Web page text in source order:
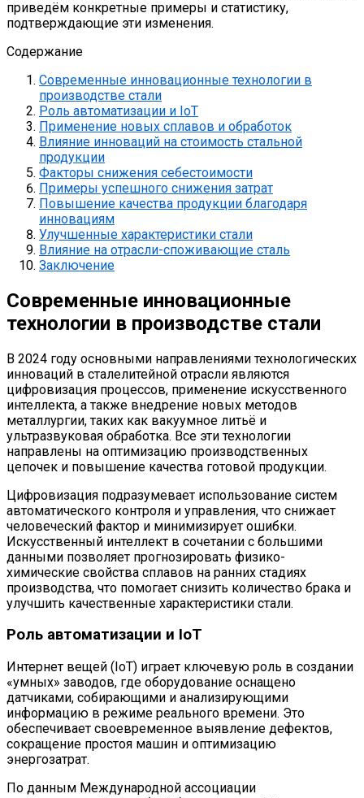
приведём конкретные примеры и статистику,
подтверждающие эти изменения.
Содержание
Современные инновационные технологии в
производстве стали
Роль автоматизации и IoT
Применение новых сплавов и обработок
Влияние инноваций на стоимость стальной
продукции
Факторы снижения себестоимости
Примеры успешного снижения затрат
Повышение качества продукции благодаря
инновациям
Улучшенные характеристики стали
Влияние на отрасли-споживающие сталь
Заключение
Современные инновационные
технологии в производстве стали
В 2024 году основными направлениями технологических
инноваций в сталелитейной отрасли являются
цифровизация процессов, применение искусственного
интеллекта, а также внедрение новых методов
металлургии, таких как вакуумное литьё и
ультразвуковая обработка. Все эти технологии
направлены на оптимизацию производственных
цепочек и повышение качества готовой продукции.
Цифровизация подразумевает использование систем
автоматического контроля и управления, что снижает
человеческий фактор и минимизирует ошибки.
Искусственный интеллект в сочетании с большими
данными позволяет прогнозировать физико-
химические свойства сплавов на ранних стадиях
производства, что помогает снизить количество брака и
улучшить качественные характеристики стали.
Роль автоматизации и IoT
Интернет вещей (IoT) играет ключевую роль в создании
«умных» заводов, где оборудование оснащено
датчиками, собирающими и анализирующими
информацию в режиме реального времени. Это
обеспечивает своевременное выявление дефектов,
сокращение простоя машин и оптимизацию
энергозатрат.
По данным Международной ассоциации